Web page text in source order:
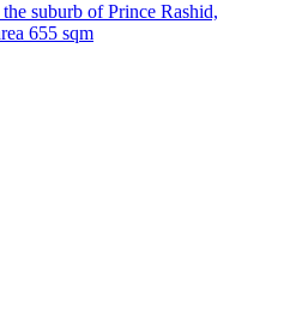
suburb of Prince Rashid,
655 sqm